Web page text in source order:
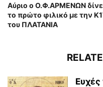
Αύριο ο Ο.Φ.ΑΡΜΕΝΩΝ
το πρώτο φιλικό με την
του ΠΛΑΤΑΝΙΑ
Ευχές